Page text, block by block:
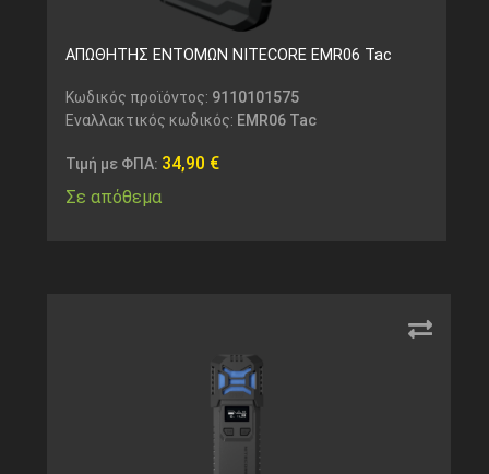
ΑΠΩΘΗΤΗΣ ΕΝΤΟΜΩΝ NITECORE EMR06 Tac
Κωδικός προϊόντος: 9110101575
Εναλλακτικός κωδικός: EMR06 Tac
Τιμή με ΦΠΑ: 34,90 €
Σε απόθεμα